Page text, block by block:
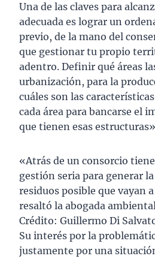
Una de las claves para
adecuada es lograr un
previo, de la mano del
que gestionar tu propio
adentro. Definir qué áreas
urbanización, para la
cuáles son las
cada área para bancarse el
que tienen esas
«Atrás de un consorcio
gestión seria para generar
residuos posible que vayan
resaltó la abogada
Crédito: Guillermo Di
Su interés por la
justamente por una